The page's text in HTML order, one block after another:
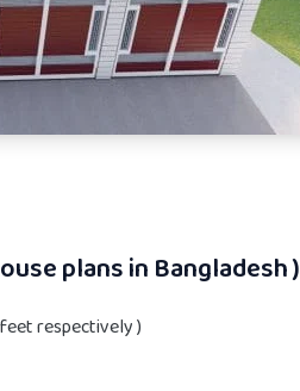
plans in Bangladesh )
respectively )